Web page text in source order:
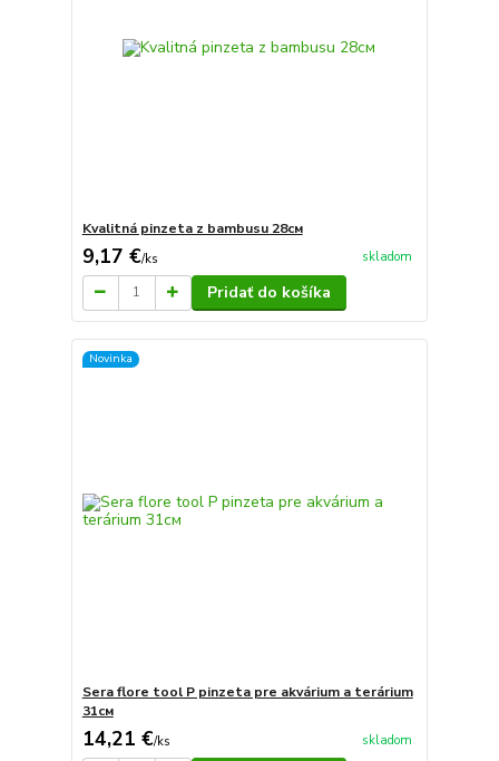
Kvalitná pinzeta z bambusu 28см
9,17 €/ks skladom
Pridať do košíka
Novinka
Sera flore tool P pinzeta pre akvárium a terárium
31см
14,21 €/ks skladom